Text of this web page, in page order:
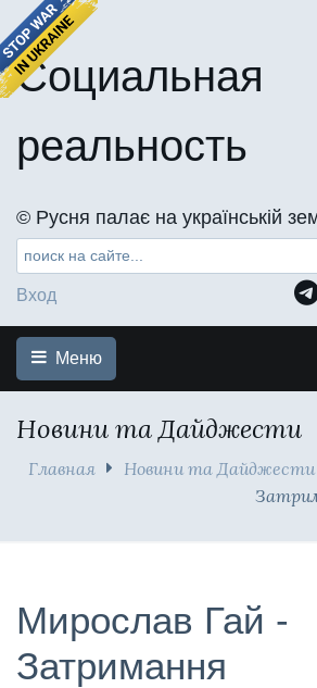
Социальная
реальность
©️ Русня палає на українській
Вход
Меню
Новини та Дайджести
Главная Новини та Дайджести
Мирослав Гай -
Затримання